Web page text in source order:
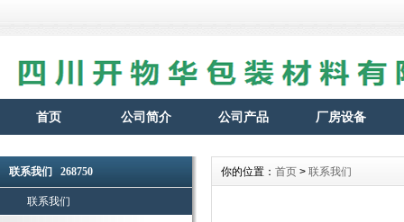
首页 公司简介 公司产品 厂房设备
联系我们 268750
联系我们
你的位置： 首页 > 联系我们